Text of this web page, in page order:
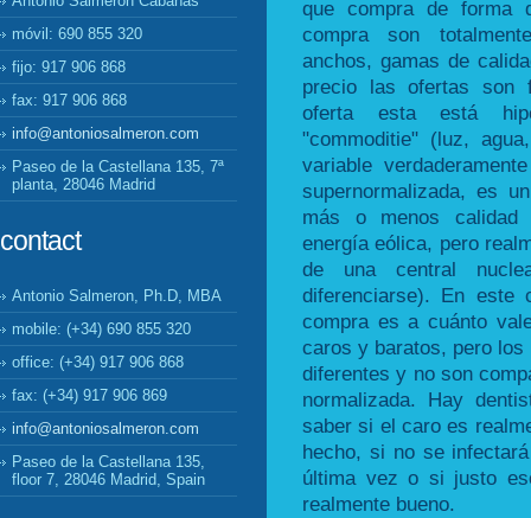
móvil: 690 855 320
fijo: 917 906 868
fax: 917 906 868
info@antoniosalmeron.com
Paseo de la Castellana 135, 7ª
planta, 28046 Madrid
contact
Antonio Salmeron, Ph.D, MBA
mobile: (+34) 690 855 320
office: (+34) 917 906 868
fax: (+34) 917 906 869
info@antoniosalmeron.com
Paseo de la Castellana 135,
floor 7, 28046 Madrid, Spain
que compra de forma
compra son
anchos, gamas de
precio las ofertas son
oferta esta está
"commoditie" (luz,
variable
supernormalizada, es
más o menos calidad
energía eólica, pero
de una central
diferenciarse). En este
compra es a cuánto
caros y baratos, pero
diferentes y no son
normalizada. Hay
saber si el caro es
hecho, si no se
última vez o si justo
realmente bueno.